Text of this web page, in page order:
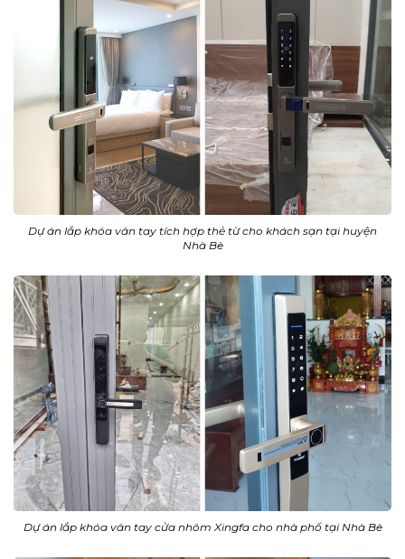
Dự án lắp khóa vân tay tích hợp thẻ từ cho khách sạn tại huyện
Nhà Bè
Dự án lắp khóa vân tay cửa nhôm Xingfa cho nhà phố tại Nhà Bè